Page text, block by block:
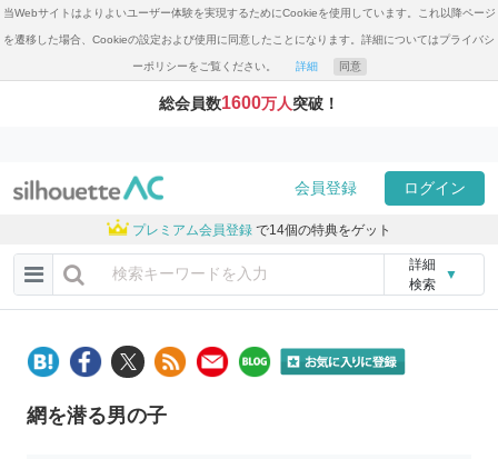
当Webサイトはよりよいユーザー体験を実現するためにCookieを使用しています。これ以降ページ
を遷移した場合、Cookieの設定および使用に同意したことになります。詳細についてはプライバシ
ーポリシーをご覧ください。 詳細 同意
総会員数1600万人突破！
会員登録 ログイン
プレミアム会員登録 で14個の特典をゲット
詳細
検索
▼
網を潜る男の子